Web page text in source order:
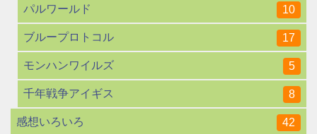
パルワールド 10
ブループロトコル 17
モンハンワイルズ 5
千年戦争アイギス 8
感想いろいろ 42